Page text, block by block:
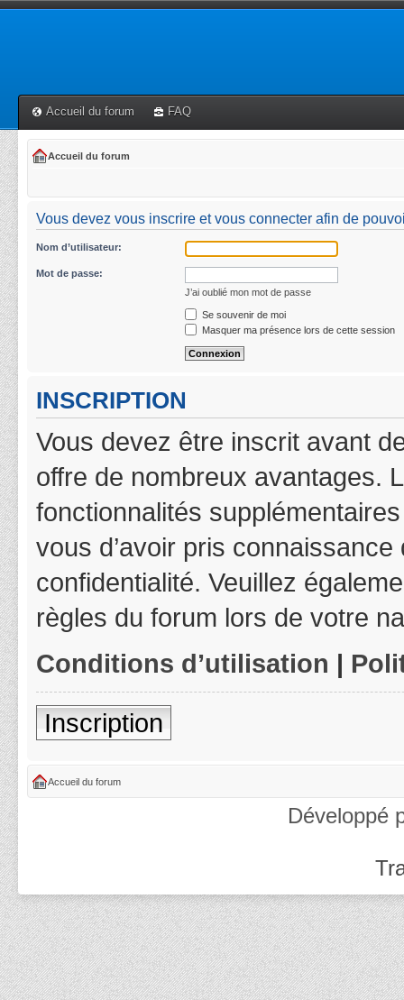
Accueil du forum FAQ
Accueil du forum
Vous devez vous inscrire et vous connecter afin de
Nom d’utilisateur:
Mot de passe:
J’ai oublié mon mot de passe
Se souvenir de moi
Masquer ma présence lors de cette session
INSCRIPTION
Vous devez être inscrit avant
offre de nombreux avantages.
fonctionnalités
vous d’avoir pris
confidentialité. Veuillez
règles du forum lors de votre
Conditions d’utilisation |
Inscription
Accueil du forum
Développé